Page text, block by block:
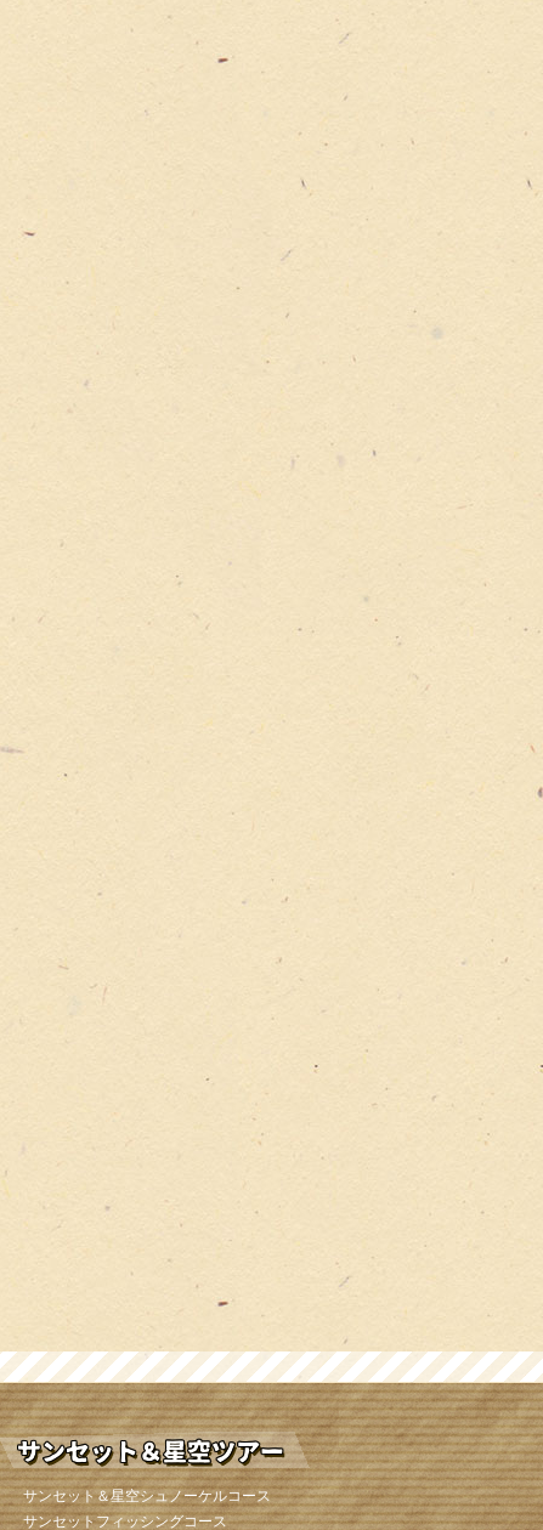
サンセット＆星空シュノーケルコース
サンセットフィッシングコース